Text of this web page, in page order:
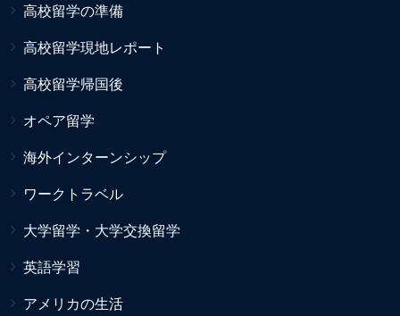
高校留学の準備
高校留学現地レポート
高校留学帰国後
オペア留学
海外インターンシップ
ワークトラベル
大学留学・大学交換留学
英語学習
アメリカの生活